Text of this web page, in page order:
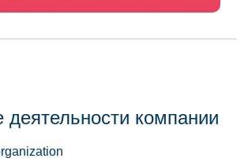
деятельности компании